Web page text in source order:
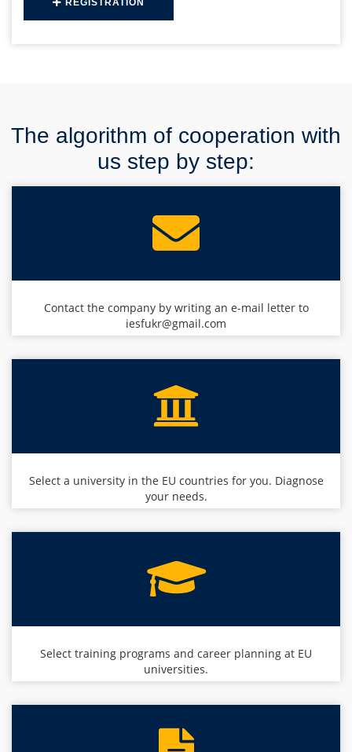
The algorithm of cooperation with
us step by step:
Contact the company by writing an e-mail letter to
iesfukr@gmail.com
Select a university in the EU countries for you. Diagnose
your needs.
Select training programs and career planning at EU
universities.